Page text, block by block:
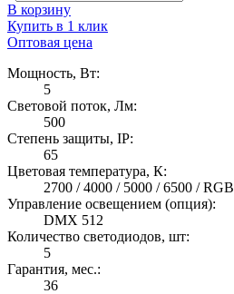
В корзину
Купить в 1 клик
Оптовая цена
Мощность, Вт:
5
Световой поток, Лм:
500
Степень защиты, IP:
65
Цветовая температура, К:
2700 / 4000 / 5000 / 6500 / RGB
Управление освещением (опция):
DMX 512
Количество светодиодов, шт:
5
Гарантия, мес.:
36